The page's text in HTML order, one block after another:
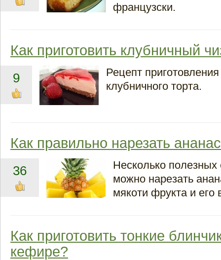
французски.
Как приготовить клубничный
9
Рецепт
клубничного торта.
Как правильно нарезать
36
Несколько полезных
можно нарезать
мякоти фрукта и его
Как приготовить тонкие
кефире?